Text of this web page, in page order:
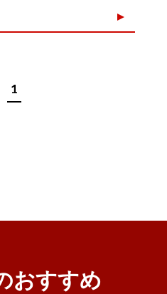
1
おすすめ